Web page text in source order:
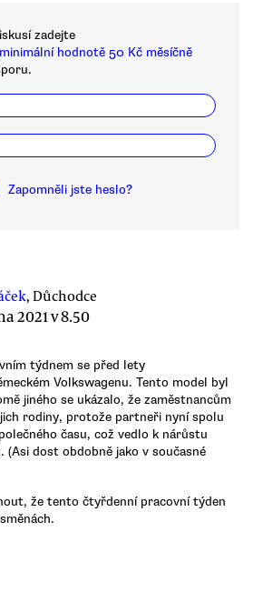
zadejte
hodnotě 50 Kč měsíčně
Zapomněli jste heslo?
, Důchodce
2021 v 8.50
týdnem se před lety
Volkswagenu. Tento model byl
jiného se ukázalo, že zaměstnancům
rodiny, protože partneři nyní spolu
času, což vedlo k nárůstu
(Asi dost obdobně jako v současné
že tento čtyřdenní pracovní týden